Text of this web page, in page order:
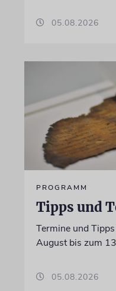
05.08.2026
PROGRAMM
Tipps und
Termine und
August bis zum
05.08.2026